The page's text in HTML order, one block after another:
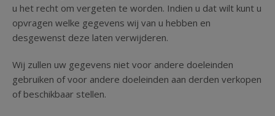
u het recht om vergeten te worden. Indien u dat wilt kunt u
opvragen welke gegevens wij van u hebben en
desgewenst deze laten verwijderen.
Wij zullen uw gegevens niet voor andere doeleinden
gebruiken of voor andere doeleinden aan derden verkopen
of beschikbaar stellen.